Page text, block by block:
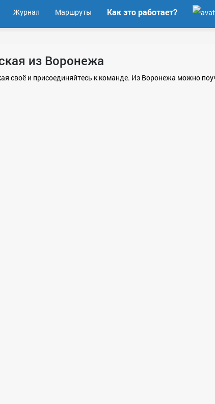
Журнал Маршруты Как это работает?
из Воронежа
своё и присоединяйтесь к команде. Из Воронежа можно